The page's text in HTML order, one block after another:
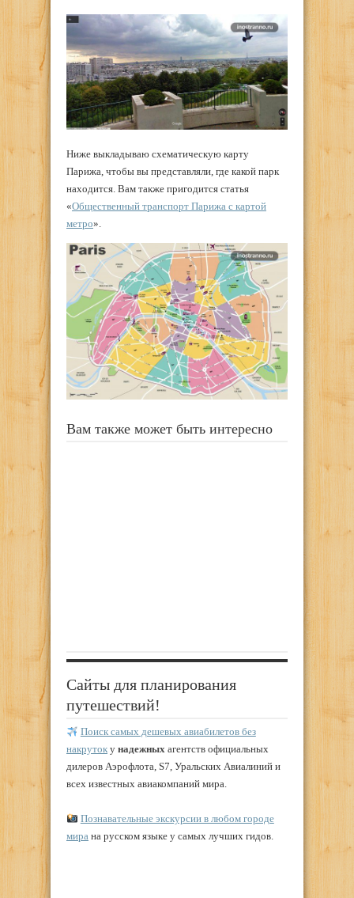
Ниже выкладываю схематическую карту
Парижа, чтобы вы представляли, где какой парк
находится. Вам также пригодится статья
«Общественный транспорт Парижа с картой
метро».
Вам также может быть интересно
Сайты для планирования
путешествий!
Поиск самых дешевых авиабилетов без
накруток у надежных агентств официальных
дилеров Аэрофлота, S7, Уральских Авиалиний и
всех известных авиакомпаний мира.
Познавательные экскурсии в любом городе
мира на русском языке у самых лучших гидов.